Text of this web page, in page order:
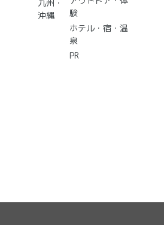
れで決
まり！
九州・
沖縄
験
ホテル・宿・温
泉
PR